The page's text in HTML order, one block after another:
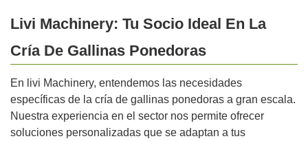
Livi Machinery: Tu Socio Ideal En La
Cría De Gallinas Ponedoras
En livi Machinery, entendemos las necesidades
específicas de la cría de gallinas ponedoras a gran escala.
Nuestra experiencia en el sector nos permite ofrecer
soluciones personalizadas que se adaptan a tus